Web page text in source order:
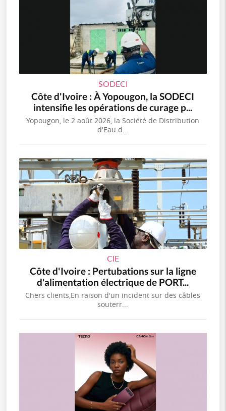
SODECI
Côte d'Ivoire : À Yopougon, la SODECI
intensifie les opérations de curage p...
Yopougon, le 2 août 2026, la Société de Distribution
d'Eau d...
CIE
Côte d'Ivoire : Pertubations sur la ligne
d'alimentation électrique de PORT...
Chers clients,En raison d'un incident sur des câbles
souterr...